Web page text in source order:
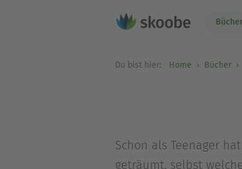
Bücher
Du bist hier: Home Bücher
Schon als Teenager
geträumt, selbst